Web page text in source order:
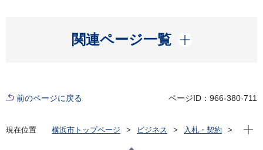
関連ページ一覧
開く
前のページに戻る ページID：966-380-711
現在位置 横浜市トップページ ビジネス
入札・契約
現在